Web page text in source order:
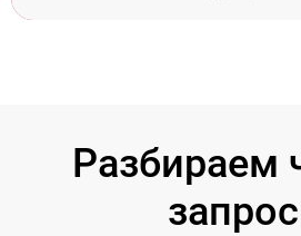
Разбираем